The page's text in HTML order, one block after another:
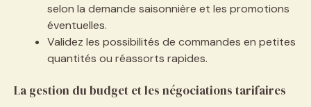
selon la demande saisonnière et les promotions
éventuelles.
Validez les possibilités de commandes en petites
quantités ou réassorts rapides.
La gestion du budget et les négociations tarifaires